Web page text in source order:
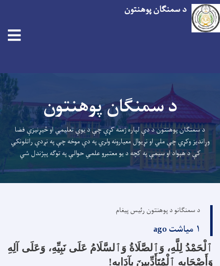
دانګل
د سمنګان پوهنتون
د سمنګان پوهنتون
د سمنګان پوهنتون د دې لپاره ژمنه کړې چې د یوې تعلیمي او څیړنیزې فضا
وړاندیز وکړي چې ملي او نړیوال معیارونه ولري په دې موخه چې په نږدې راتلونکي
کې د هېواد او سیمې په کچه د یو معتبرو علمي حوالې په توګه پېژندل شي
د سمنګانو د پوهنتون رئیس پیغام
۱ میاشت ago
ٱلْحَمْدُ لِلَّهِ، وَٱلصَّلَاةُ وَٱلسَّلَامُ عَلَى نَبِيِّهِ، وَعَلَى آلِهِ
وَأَصْحَابِهِ ٱلْمُتَأَدِّبِينَ بِآدَابِهِ!